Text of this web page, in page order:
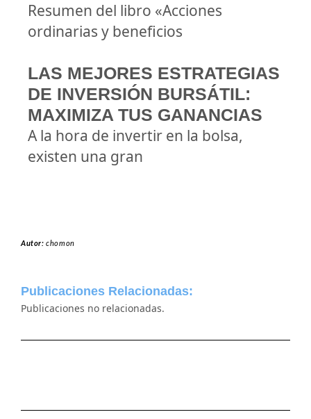
Resumen del libro «Acciones
ordinarias y beneficios
LAS MEJORES ESTRATEGIAS
DE INVERSIÓN BURSÁTIL:
MAXIMIZA TUS GANANCIAS
A la hora de invertir en la bolsa,
existen una gran
Autor:chomon
Publicaciones Relacionadas:
Publicaciones no relacionadas.